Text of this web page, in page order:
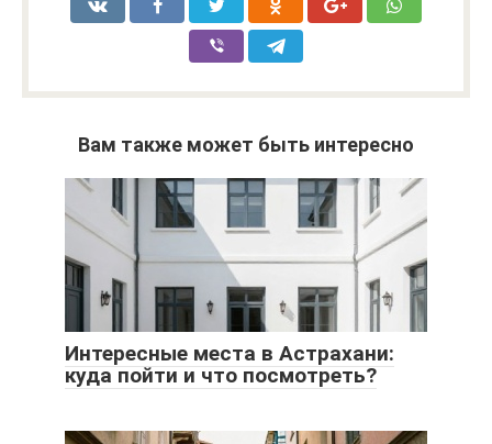
Вам также может быть интересно
Интересные места в Астрахани:
куда пойти и что посмотреть?